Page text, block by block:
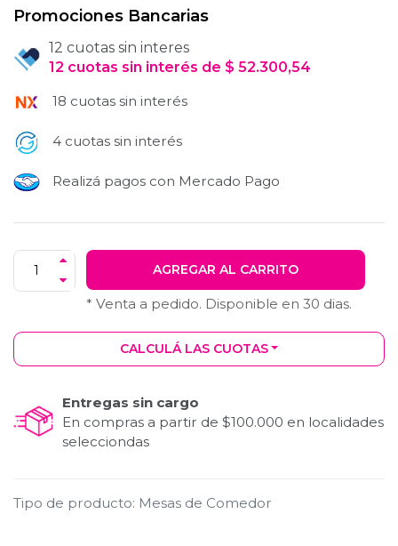
Promociones Bancarias
12 cuotas sin interes
12 cuotas sin interés de $ 52.300,54
18 cuotas sin interés
4 cuotas sin interés
Realizá pagos con Mercado Pago
AGREGAR AL CARRITO
* Venta a pedido. Disponible en 30 dias.
CALCULÁ LAS CUOTAS
Entregas sin cargo
En compras a partir de $100.000 en localidades
selecciondas
Tipo de producto: Mesas de Comedor